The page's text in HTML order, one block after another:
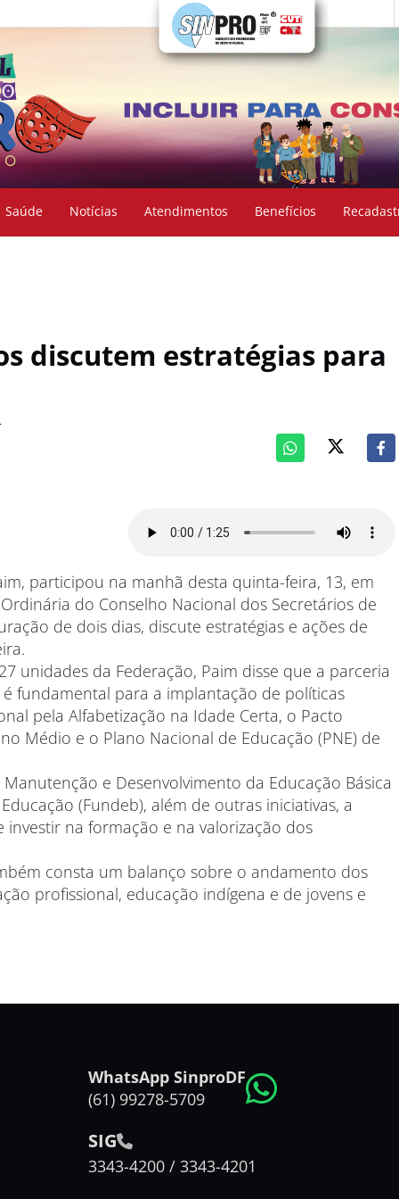
Saúde Notícias Atendimentos Benefícios
discutem estratégias para
participou na manhã desta quinta-feira, 13, em
do Conselho Nacional dos Secretários de
de dois dias, discute estratégias e ações de
unidades da Federação, Paim disse que a parceria
fundamental para a implantação de políticas
pela Alfabetização na Idade Certa, o Pacto
Médio e o Plano Nacional de Educação (PNE) de
e Desenvolvimento da Educação Básica
(Fundeb), além de outras iniciativas, a
na formação e na valorização dos
consta um balanço sobre o andamento dos
profissional, educação indígena e de jovens e
WhatsApp SinproDF
(61) 99278-5709
SIG
3343-4200 / 3343-4201